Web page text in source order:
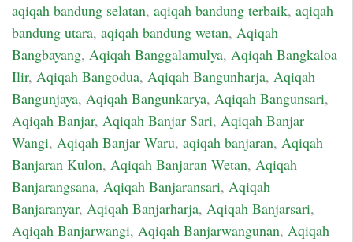
aqiqah bandung selatan, aqiqah bandung terbaik, aqiqah
bandung utara, aqiqah bandung wetan, Aqiqah
Bangbayang, Aqiqah Banggalamulya, Aqiqah Bangkaloa
Ilir, Aqiqah Bangodua, Aqiqah Bangunharja, Aqiqah
Bangunjaya, Aqiqah Bangunkarya, Aqiqah Bangunsari,
Aqiqah Banjar, Aqiqah Banjar Sari, Aqiqah Banjar
Wangi, Aqiqah Banjar Waru, aqiqah banjaran, Aqiqah
Banjaran Kulon, Aqiqah Banjaran Wetan, Aqiqah
Banjarangsana, Aqiqah Banjaransari, Aqiqah
Banjaranyar, Aqiqah Banjarharja, Aqiqah Banjarsari,
Aqiqah Banjarwangi, Aqiqah Banjarwangunan, Aqiqah